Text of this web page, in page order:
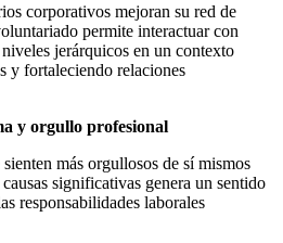
corporativos mejoran su red de
permite interactuar con
jerárquicos en un contexto
y fortaleciendo relaciones
y orgullo profesional
más orgullosos de sí mismos
significativas genera un sentido
responsabilidades laborales